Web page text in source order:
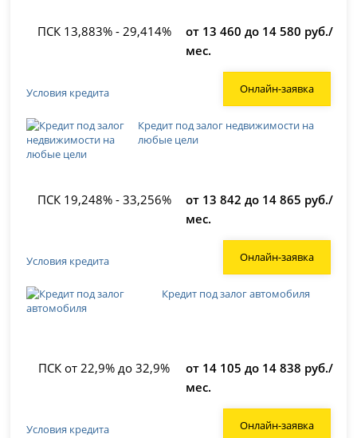
ПСК 13,883% - 29,414%
от 13 460 до 14 580 руб./
мес.
Условия кредита Онлайн-заявка
Кредит под залог недвижимости на
любые цели
ПСК 19,248% - 33,256%
от 13 842 до 14 865 руб./
мес.
Условия кредита Онлайн-заявка
Кредит под залог автомобиля
ПСК от 22,9% до 32,9%
от 14 105 до 14 838 руб./
мес.
Условия кредита Онлайн-заявка